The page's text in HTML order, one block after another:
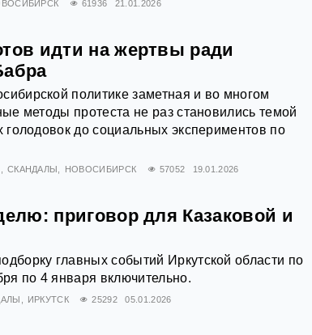
61936 21.01.2026
идти на жертвы ради
политике заметная и во многом
методы протеста не раз становились темой
голодовок до социальных экспериментов по
СКАНДАЛЫ НОВОСИБИРСК 57052 19.01.2026
приговор для Казаковой и
главных событий Иркутской области по
по 4 января включительно.
ИРКУТСК 25292 05.01.2026